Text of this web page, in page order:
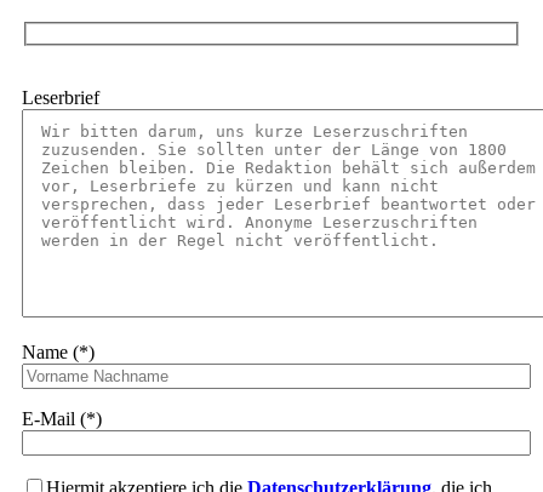
Leserbrief
Name (*)
E-Mail (*)
Hiermit akzeptiere ich die Datenschutzerklärung, die ich